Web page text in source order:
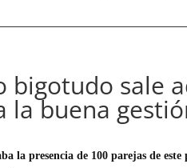
bigotudo sale
la buena
la presencia de 100 parejas de